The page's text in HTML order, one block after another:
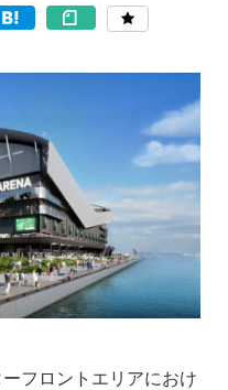
フロントエリアにおけ